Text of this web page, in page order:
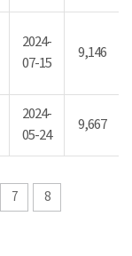
2024-
07-15
9,146
2024-
05-24
9,667
7 8